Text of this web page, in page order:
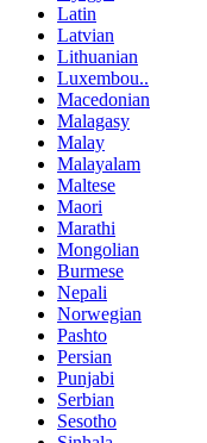
Latin
Latvian
Lithuanian
Luxembou..
Macedonian
Malagasy
Malay
Malayalam
Maltese
Maori
Marathi
Mongolian
Burmese
Nepali
Norwegian
Pashto
Persian
Punjabi
Serbian
Sesotho